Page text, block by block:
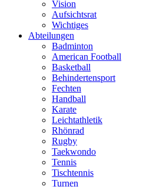
Vision
Aufsichtsrat
Wichtiges
Abteilungen
Badminton
American Football
Basketball
Behindertensport
Fechten
Handball
Karate
Leichtathletik
Rhönrad
Rugby
Taekwondo
Tennis
Tischtennis
Turnen